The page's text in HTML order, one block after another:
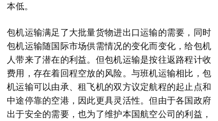
本低。
包机运输满足了大批量货物进出口运输的需要，同时
包机运输随国际市场供需情况的变化而变化，给包机
人带来了潜在的利益。但包机运输是按往返路程计收
费用，存在着回程空放的风险。与班机运输相比，包
机运输可以由承、租飞机的双方议定航程的起止点和
中途停靠的空港，因此更具灵活性。但由于各国政府
出于安全的需要，也为了维护本国航空公司的利益，